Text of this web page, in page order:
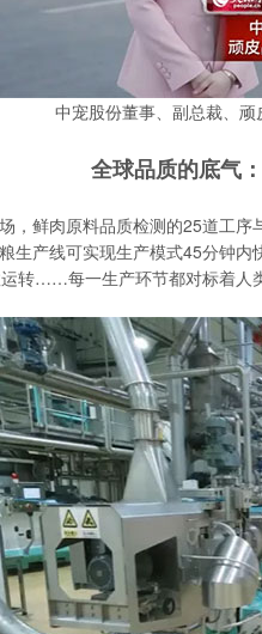
中宠股份董事、副总裁、
全球品质的底气
，鲜肉原料品质检测的25道工
生产线可实现生产模式45分钟
转……每一生产环节都对标着人